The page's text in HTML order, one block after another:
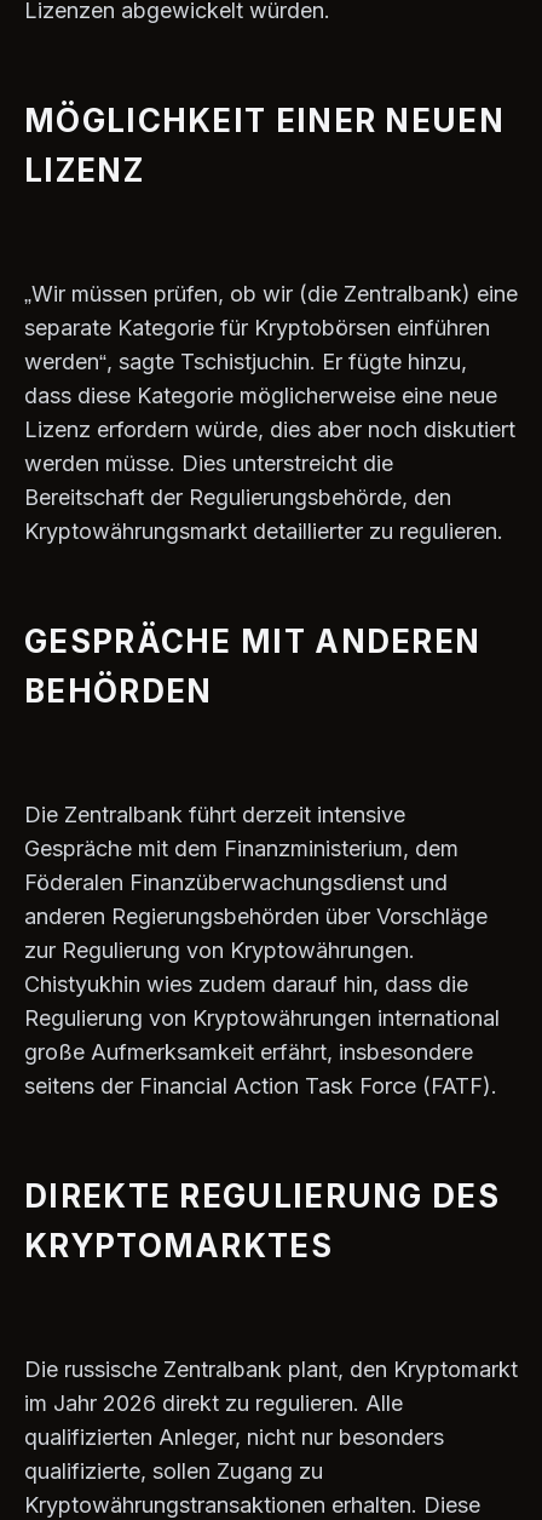
Lizenzen abgewickelt würden.
MÖGLICHKEIT EINER NEUEN
LIZENZ
„Wir müssen prüfen, ob wir (die Zentralbank) eine
separate Kategorie für Kryptobörsen einführen
werden“, sagte Tschistjuchin. Er fügte hinzu,
dass diese Kategorie möglicherweise eine neue
Lizenz erfordern würde, dies aber noch diskutiert
werden müsse. Dies unterstreicht die
Bereitschaft der Regulierungsbehörde, den
Kryptowährungsmarkt detaillierter zu regulieren.
GESPRÄCHE MIT ANDEREN
BEHÖRDEN
Die Zentralbank führt derzeit intensive
Gespräche mit dem Finanzministerium, dem
Föderalen Finanzüberwachungsdienst und
anderen Regierungsbehörden über Vorschläge
zur Regulierung von Kryptowährungen.
Chistyukhin wies zudem darauf hin, dass die
Regulierung von Kryptowährungen international
große Aufmerksamkeit erfährt, insbesondere
seitens der Financial Action Task Force (FATF).
DIREKTE REGULIERUNG DES
KRYPTOMARKTES
Die russische Zentralbank plant, den Kryptomarkt
im Jahr 2026 direkt zu regulieren. Alle
qualifizierten Anleger, nicht nur besonders
qualifizierte, sollen Zugang zu
Kryptowährungstransaktionen erhalten. Diese